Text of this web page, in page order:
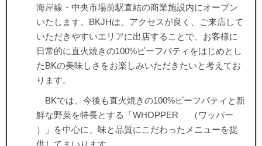
海岸線・中央市場前駅直結の商業施設内にオープン
いたします。BKJHは、アクセスが良く、ご来店して
いただきやすいエリアに出店することで、お客様に
日常的に直火焼きの100%ビーフパティをはじめとし
たBKの美味しさをお楽しみいただきたいと考えてお
ります。
BKでは、今後も直火焼きの100%ビーフパティと新
鮮な野菜を特長とする「WHOPPER® （ワッパー®
）」を中心に、味と品質にこだわったメニューを提
供してまいります。